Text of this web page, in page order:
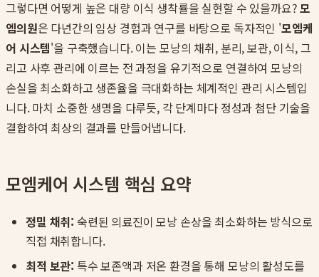
그렇다면 어떻게 높은 대량 이식 생착률을 실현할 수 있을까요?모
엠의원은 다년간의 임상 경험과 연구를 바탕으로 독자적인 '모엠케
어 시스템'을 구축했습니다. 이는 모낭의 채취, 분리, 보관, 이식, 그
리고 사후 관리에 이르는 전 과정을 유기적으로 연결하여 모낭의
손실을 최소화하고 생존율을 극대화하는 체계적인 관리 시스템입
니다. 마치 소중한 생명을 다루듯, 각 단계마다 정성과 첨단 기술을
결합하여 최상의 결과를 만들어냅니다.
모엠케어 시스템 핵심 요약
정밀 채취: 숙련된 의료진이 모낭 손상을 최소화하는 방식으로
직접 채취합니다.
최적 보관: 특수 보존액과 저온 환경을 통해 모낭의 활성도를